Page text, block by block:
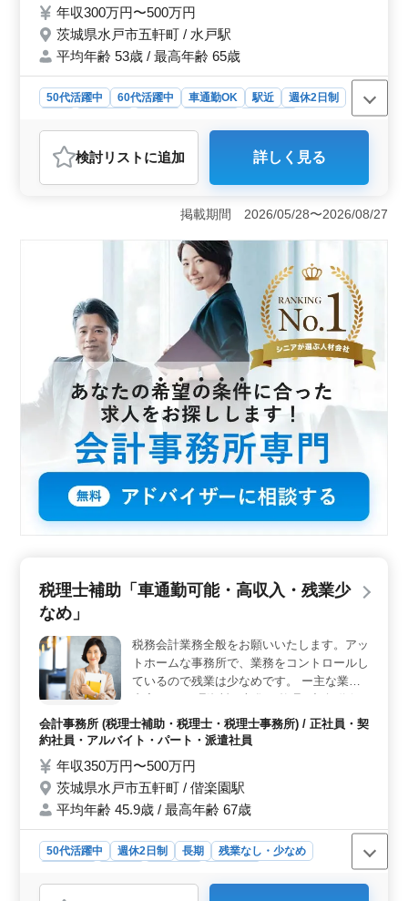
ます。 ＜キャリアアップのチャンスと長期的な活躍
の場＞ このポジションは、会計事務所での経験を持つ
方を積極的に歓迎しており、中高年のベテラン層も活躍
中です。これまでの豊富な経験を生かして、税理士補助
業務に挑戦し、さらに専門的なスキルを磨くことができ
ます。また、税理士の指示の下で顧客訪問や会計税務処
理の指導を行うなど、責任感のある業務に取り組むこと
で、自己成長の機会が豊富にあります。年齢や学歴に関
係なく、チャレンジ精神を持った方が長期的にキャリア
を築ける職場です。
スタッフともに明るい事務所です。能力に合
わせお仕事をお願いしていきます！ 税理士
資格保有者はもちろん、ブランクあり方も大
歓迎です◯ 皆様のご応募お待ちしておりま
す☆
年収300万円〜500万円
茨城県水戸市五軒町 / 水戸駅
平均年齢 53歳 / 最高年齢 65歳
50代活躍中 60代活躍中 車通勤OK 駅近
週休2日制
アルバイト・パート
おすすめポイント
＜経験者優遇の会計事務所サポート業務＞ この求人は
会計事務所でのサポート業務を募集しています。仕訳や
記帳代行から年末調整、決算、税務申告作成まで幅広い
業務に携わります。明るい雰囲気の事務所で、スタッフ
一丸となって業務に取り組めます。経験者や税理士有資
格者は特に歓迎されます。 ＜土日休みでプライベー
トも充実＞ 週休2日制で土日休みのため、仕事とプライ
ベートの両立がしやすい環境です。また、年間休日数122
日という充実した休暇もあり、仕事とのバランスを取り
ながら働けます。 ＜明るい雰囲気の事務所で活躍
＞ 明るい職場環境で、スタッフ同士のコミュニケーシ
ョンも盛んです。能力に合わせた業務を担当し、スキル
アップを図れます。ブランクのある方も歓迎され、安心
して働ける環境が整っています。
検討リスト に追加 詳しく見る
掲載期間 2026/05/28〜2026/08/27
税理士補助「車通勤可能・高収入・残業少
なめ」
税務会計業務全般をお願いいたします。アッ
トホームな事務所で、業務をコントロールし
ているので残業は少なめです。 ー主な業務
・届出書類等の作成補助 ・税務申告書 ・税
務会計に携わる業務全般 ◎自家用車使用可
税理士試験受験予定者の方優遇いたします。
会計事務所 (税理士補助・税理士・税理士事務所) / 正社員・契
約社員・アルバイト・パート・派遣社員
年収350万円〜500万円
茨城県水戸市五軒町 / 偕楽園駅
平均年齢 45.9歳 / 最高年齢 67歳
50代活躍中 週休2日制 長期
残業なし・少なめ
会計事務所